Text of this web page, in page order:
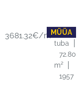
MÜÜA
3681.32€/m²3
tuba
72.80
m²
1957